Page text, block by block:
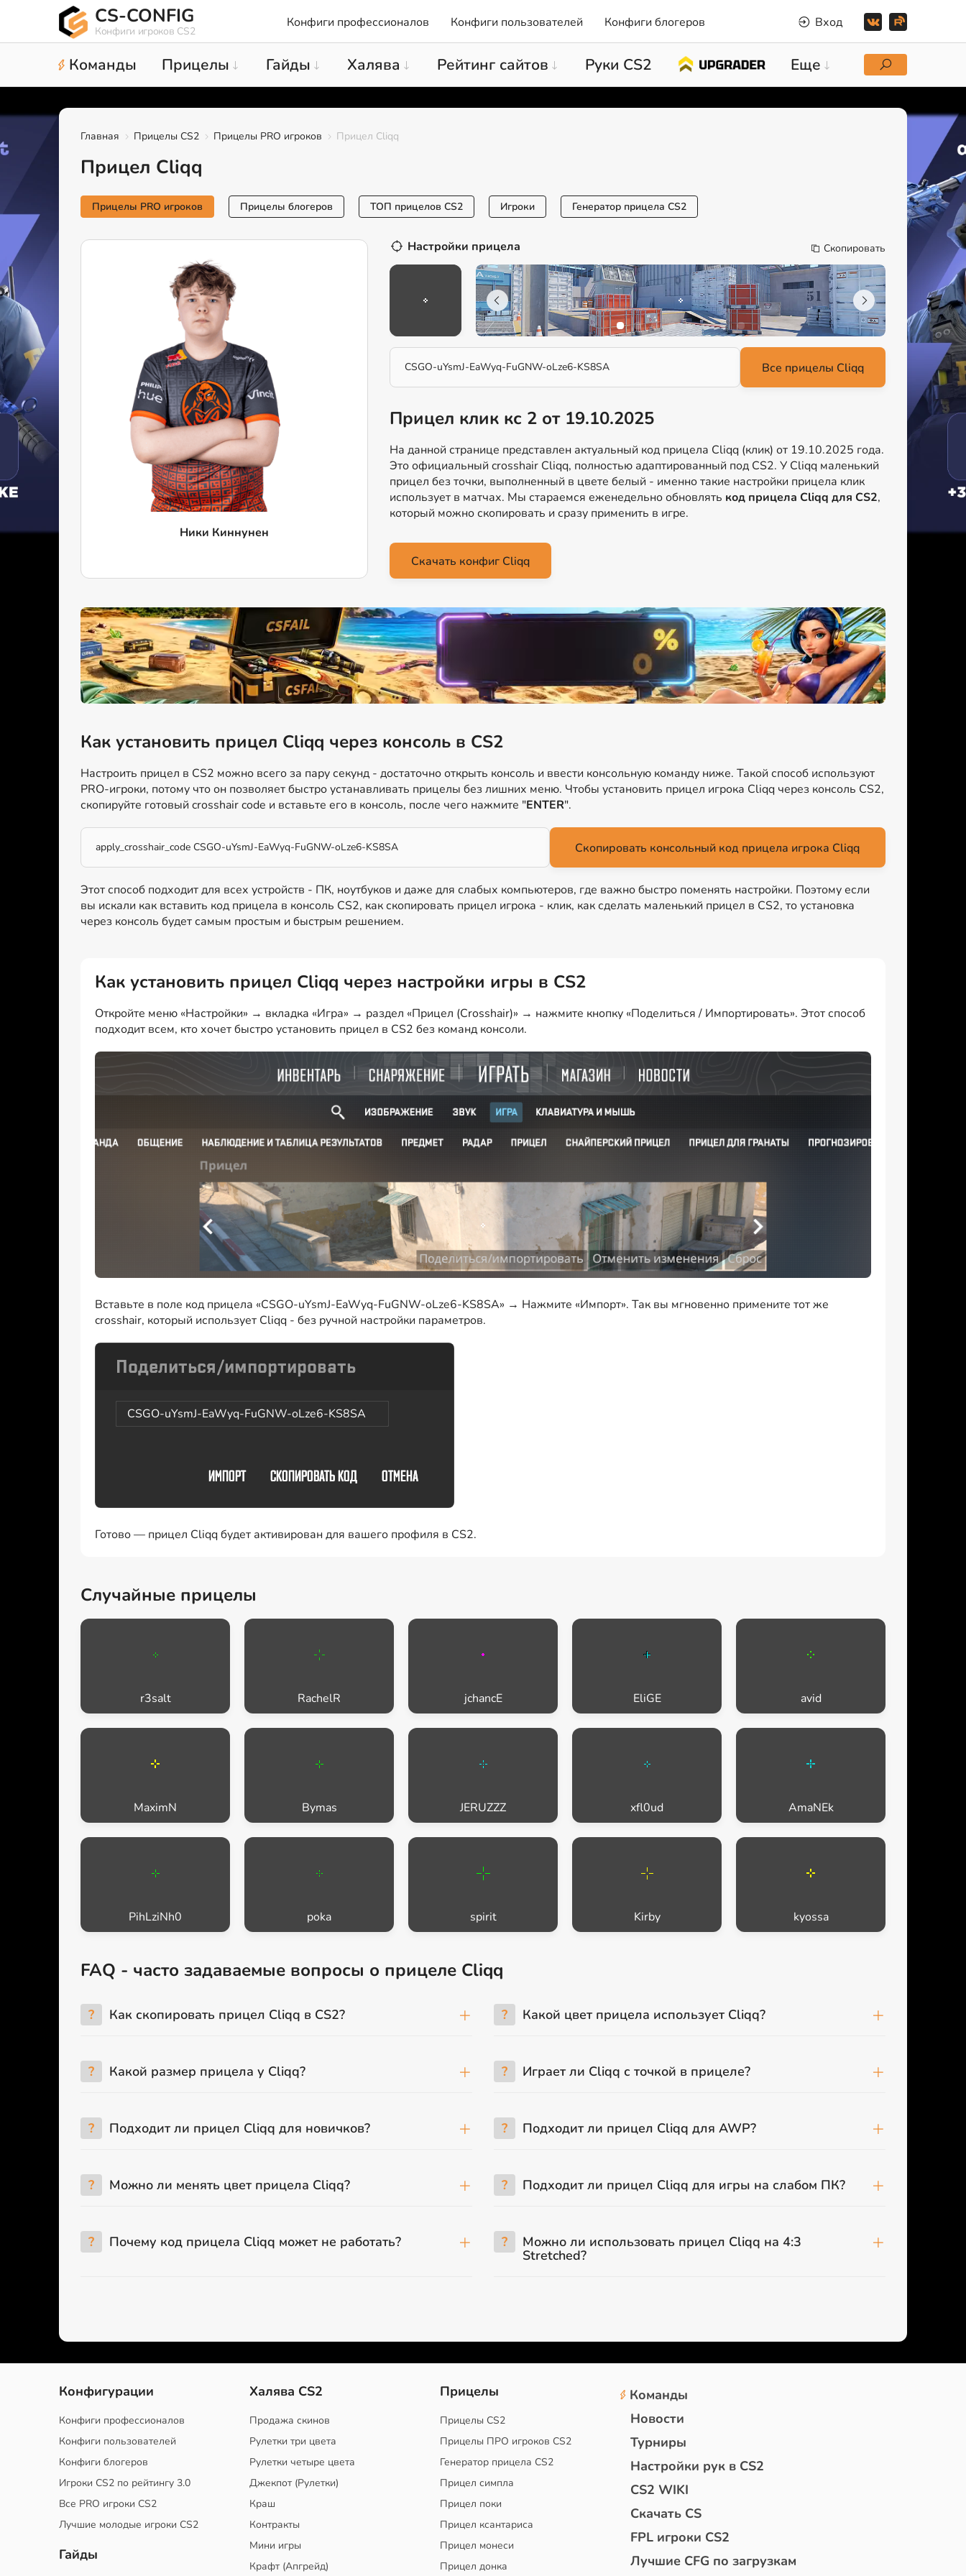
CS-CONFIG
Конфиги игроков CS2
Конфиги профессионалов Конфиги пользователей Конфиги блогеров Вход
Команды Прицелы Гайды Халява Рейтинг сайтов Руки CS2 Еще
Главная Прицелы CS2 Прицелы PRO игроков Прицел Cliqq
Прицел Cliqq
Прицелы PRO игроков Прицелы блогеров ТОП прицелов CS2 Игроки Генератор прицела CS2
Ники Киннунен
Настройки прицела Скопировать
CSGO-uYsmJ-EaWyq-FuGNW-oLze6-KS8SA
Прицел клик кс 2 от 19.10.2025
На данной странице представлен актуальный код прицела Cliqq (клик) от 19.10.2025 года.
Это официальный crosshair Cliqq, полностью адаптированный под CS2. У Cliqq маленький
прицел без точки, выполненный в цвете белый - именно такие настройки прицела клик
использует в матчах. Мы стараемся еженедельно обновлять код прицела Cliqq для CS2,
который можно скопировать и сразу применить в игре.
Скачать конфиг Cliqq
Как установить прицел Cliqq через консоль в CS2
Настроить прицел в CS2 можно всего за пару секунд - достаточно открыть консоль и ввести консольную команду ниже. Такой способ используют
PRO-игроки, потому что он позволяет быстро устанавливать прицелы без лишних меню. Чтобы установить прицел игрока Cliqq через консоль CS2,
скопируйте готовый crosshair code и вставьте его в консоль, после чего нажмите "ENTER".
apply_crosshair_code CSGO-uYsmJ-EaWyq-FuGNW-oLze6-KS8SA Скопировать консольный код прицела игрока Cliqq
Этот способ подходит для всех устройств - ПК, ноутбуков и даже для слабых компьютеров, где важно быстро поменять настройки. Поэтому если
вы искали как вставить код прицела в консоль CS2, как скопировать прицел игрока - клик, как сделать маленький прицел в CS2, то установка
через консоль будет самым простым и быстрым решением.
Как установить прицел Cliqq через настройки игры в CS2
Откройте меню «Настройки» → вкладка «Игра» → раздел «Прицел (Crosshair)» → нажмите кнопку «Поделиться / Импортировать». Этот способ
подходит всем, кто хочет быстро установить прицел в CS2 без команд консоли.
Вставьте в поле код прицела «CSGO-uYsmJ-EaWyq-FuGNW-oLze6-KS8SA» → Нажмите «Импорт». Так вы мгновенно примените тот же
crosshair, который использует Cliqq - без ручной настройки параметров.
CSGO-uYsmJ-EaWyq-FuGNW-oLze6-KS8SA
Готово — прицел Cliqq будет активирован для вашего профиля в CS2.
Случайные прицелы
r3salt RachelR jchancE EliGE avid
MaximN Bymas JERUZZZ xfl0ud AmaNEk
PihLziNh0 poka spirit Kirby kyossa
FAQ - часто задаваемые вопросы о прицеле Cliqq
? Как скопировать прицел Cliqq в CS2? ? Какой цвет прицела использует Cliqq?
? Какой размер прицела у Cliqq? ? Играет ли Cliqq с точкой в прицеле?
? Подходит ли прицел Cliqq для новичков? ? Подходит ли прицел Cliqq для AWP?
? Можно ли менять цвет прицела Cliqq? ? Подходит ли прицел Cliqq для игры на слабом ПК?
? Почему код прицела Cliqq может не работать? ? Можно ли использовать прицел Cliqq на 4:3
Stretched?
Конфигурации
Конфиги профессионалов
Конфиги пользователей
Конфиги блогеров
Игроки CS2 по рейтингу 3.0
Все PRO игроки CS2
Лучшие молодые игроки CS2
Гайды
Халява CS2
Продажа скинов
Рулетки три цвета
Рулетки четыре цвета
Джекпот (Рулетки)
Краш
Контракты
Мини игры
Крафт (Апгрейд)
Прицелы
Прицелы CS2
Прицелы ПРО игроков CS2
Генератор прицела CS2
Прицел симпла
Прицел поки
Прицел ксантариса
Прицел монеси
Прицел донка
Команды
Новости
Турниры
Настройки рук в CS2
CS2 WIKI
Скачать CS
FPL игроки CS2
Лучшие CFG по загрузкам